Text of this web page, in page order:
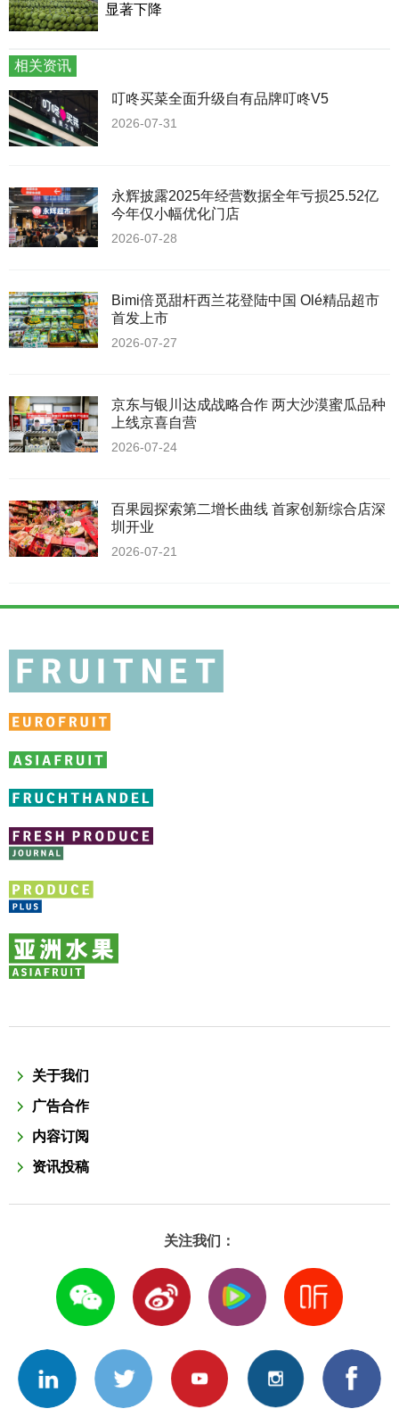
显著下降
相关资讯
叮咚买菜全面升级自有品牌叮咚V5
2026-07-31
永辉披露2025年经营数据全年亏损25.52亿
今年仅小幅优化门店
2026-07-28
Bimi倍觅甜杆西兰花登陆中国 Olé精品超市
首发上市
2026-07-27
京东与银川达成战略合作 两大沙漠蜜瓜品种
上线京喜自营
2026-07-24
百果园探索第二增长曲线 首家创新综合店深
圳开业
2026-07-21
关于我们
广告合作
内容订阅
资讯投稿
关注我们：